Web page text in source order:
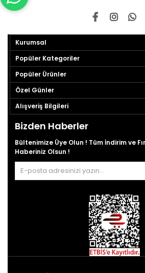
Kurumsal
Popüler Kategoriler
Popüler Ürünler
Özel Günler
Alışveriş Bilgileri
Bizden Haberler
Bültenimize Üye Olun ! Tüm İndirim ve
Haberiniz Olsun !